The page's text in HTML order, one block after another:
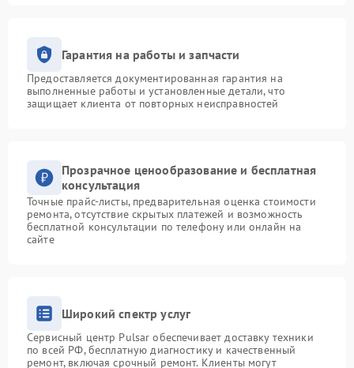
Гарантия на работы и запчасти
Предоставляется документированная гарантия на
выполненные работы и установленные детали, что
защищает клиента от повторных неисправностей
Прозрачное ценообразование и бесплатная
консультация
Точные прайс-листы, предварительная оценка стоимости
ремонта, отсутствие скрытых платежей и возможность
бесплатной консультации по телефону или онлайн на
сайте
Широкий спектр услуг
Сервисный центр Pulsar обеспечивает доставку техники
по всей РФ, бесплатную диагностику и качественный
ремонт, включая срочный ремонт. Клиенты могут